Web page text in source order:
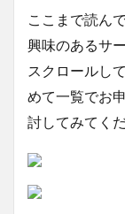
ここまで読ん
興味のあるサ
スクロールし
めて一覧でお
討してみてくだ